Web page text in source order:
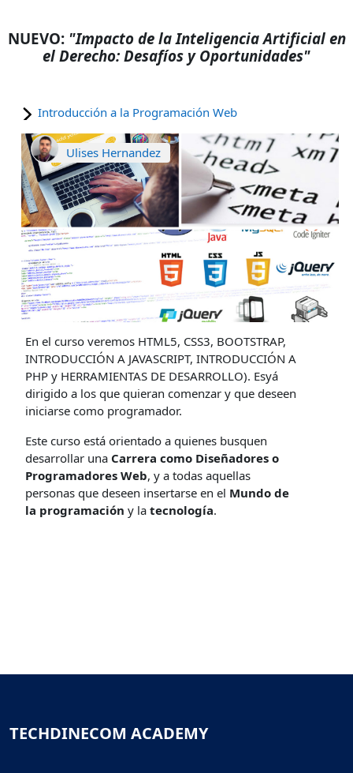
NUEVO: "Impacto de la Inteligencia Artificial en
el Derecho: Desafíos y Oportunidades"
Introducción a la Programación Web
Ulises Hernandez
En el curso veremos HTML5, CSS3, BOOTSTRAP,
INTRODUCCIÓN A JAVASCRIPT, INTRODUCCIÓN A
PHP y HERRAMIENTAS DE DESARROLLO). Esyá
dirigido a los que quieran comenzar y que deseen
iniciarse como programador.
Este curso está orientado a quienes busquen
desarrollar una Carrera como Diseñadores o
Programadores Web, y a todas aquellas
personas que deseen insertarse en el Mundo de
la programación y latecnología.
TECHDINECOM ACADEMY